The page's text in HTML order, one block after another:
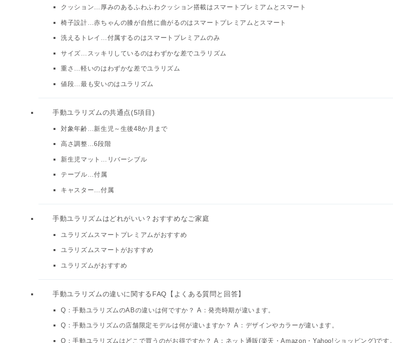
クッション…厚みのあるふわふわクッション搭載はスマートプレミアムとスマート
椅子設計…赤ちゃんの膝が自然に曲がるのはスマートプレミアムとスマート
洗えるトレイ…付属するのはスマートプレミアムのみ
サイズ…スッキリしているのはわずかな差でユラリズム
重さ…軽いのはわずかな差でユラリズム
値段…最も安いのはユラリズム
手動ユラリズムの共通点(5項目)
対象年齢…新生児～生後48か月まで
高さ調整…6段階
新生児マット…リバーシブル
テーブル…付属
キャスター…付属
手動ユラリズムはどれがいい？おすすめなご家庭
ユラリズムスマートプレミアムがおすすめ
ユラリズムスマートがおすすめ
ユラリズムがおすすめ
手動ユラリズムの違いに関するFAQ【よくある質問と回答】
Q：手動ユラリズムのABの違いは何ですか？ A：発売時期が違います。
Q：手動ユラリズムの店舗限定モデルは何が違いますか？ A：デザインやカラーが違います。
Q：手動ユラリズムはどこで買うのがお得ですか？ A：ネット通販(楽天・Amazon・Yahoo!ショッピング)です。